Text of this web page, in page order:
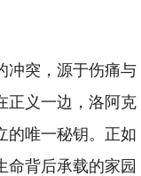
冲突，源于伤痛与
正义一边，洛阿克
的唯一秘钥。正如
命背后承载的家园